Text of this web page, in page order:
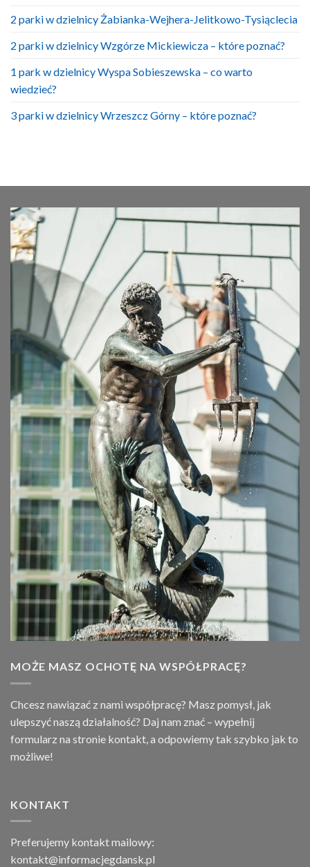
2 parki w dzielnicy Żabianka-Wejhera-Jelitkowo-Tysiąclecia
2 parki w dzielnicy Wzgórze Mickiewicza – które poznać?
1 park w dzielnicy Wyspa Sobieszewska – co warto
wiedzieć?
3 parki w dzielnicy Wrzeszcz Górny – które poznać?
MOŻE MASZ OCHOTĘ NA WSPÓŁPRACĘ?
Chcesz nawiązać z nami współpracę? Masz pomysł, jak
ulepszyć naszą działalność? Daj nam znać – wypełnij
formularz na stronie kontakt, a odpowiemy tak szybko jak to
możliwe!
KONTAKT
Preferujemy kontakt mailowy:
kontakt@informacjegdansk.pl